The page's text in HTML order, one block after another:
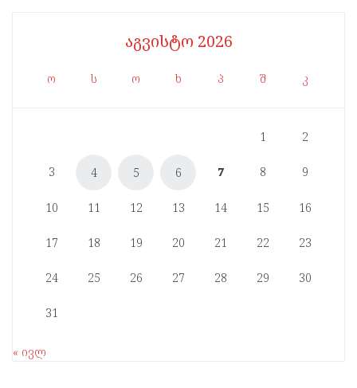
აგვისტო 2026
ო ს ო ხ პ შ კ
1 2
3 4 5 6 7 8 9
10 11 12 13 14 15 16
17 18 19 20 21 22 23
24 25 26 27 28 29 30
31
« ივლ